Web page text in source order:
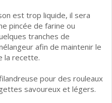
est trop liquide, il sera
pincée de farine ou
tranches de
afin de maintenir le
la recette.
pour des rouleaux
savoureux et légers.